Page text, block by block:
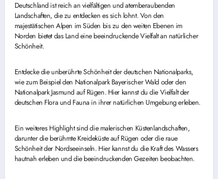
Deutschland ist reich an vielfältigen und atemberaubenden
Landschaften, die zu entdecken es sich lohnt. Von den
majestätischen Alpen im Süden bis zu den weiten Ebenen im
Norden bietet das Land eine beeindruckende Vielfalt an natürlicher
Schönheit.
Entdecke die unberührte Schönheit der deutschen Nationalparks,
wie zum Beispiel den Nationalpark Bayerischer Wald oder den
Nationalpark Jasmund auf Rügen. Hier kannst du die Vielfalt der
deutschen Flora und Fauna in ihrer natürlichen Umgebung erleben.
Ein weiteres Highlight sind die malerischen Küstenlandschaften,
darunter die berühmte Kreideküste auf Rügen oder die raue
Schönheit der Nordseeinseln. Hier kannst du die Kraft des Wassers
hautnah erleben und die beeindruckenden Gezeiten beobachten.